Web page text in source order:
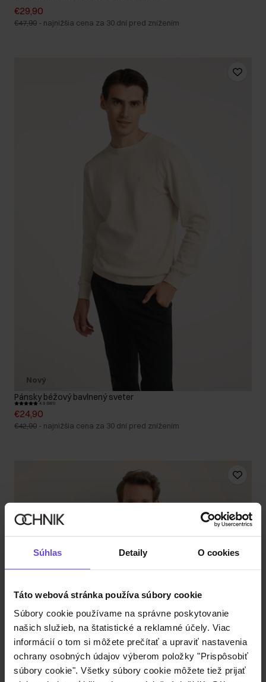
Súhlas Detaily O cookies
Táto webová stránka používa súbory cookie
Súbory cookie používame na správne poskytovanie
našich služieb, na štatistické a reklamné účely. Viac
informácií o tom si môžete prečítať a upraviť nastavenia
ochrany osobných údajov výberom položky "Prispôsobiť
súbory cookie". Všetky súbory cookie môžete tiež prijať
€29,90
€47,90 - najnižšia cena za 30 dní pred znížením
Nový
Pánsky béžový bavlnený sveter
4.9 (981)
€24,90
€42,90 - najnižšia cena za 30 dní pred znížením